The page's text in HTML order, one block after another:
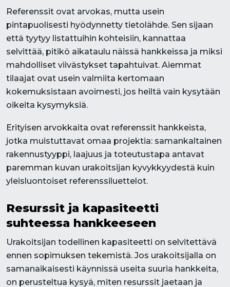
Referenssit ovat arvokas, mutta usein
pintapuolisesti hyödynnetty tietolähde. Sen sijaan
että tyytyy listattuihin kohteisiin, kannattaa
selvittää, pitikö aikataulu näissä hankkeissa ja miksi
mahdolliset viivästykset tapahtuivat. Aiemmat
tilaajat ovat usein valmiita kertomaan
kokemuksistaan avoimesti, jos heiltä vain kysytään
oikeita kysymyksiä.
Erityisen arvokkaita ovat referenssit hankkeista,
jotka muistuttavat omaa projektia: samankaltainen
rakennustyyppi, laajuus ja toteutustapa antavat
paremman kuvan urakoitsijan kyvykkyydestä kuin
yleisluontoiset referenssiluettelot.
Resurssit ja kapasiteetti
suhteessa hankkeeseen
Urakoitsijan todellinen kapasiteetti on selvitettävä
ennen sopimuksen tekemistä. Jos urakoitsijalla on
samanaikaisesti käynnissä useita suuria hankkeita,
on perusteltua kysyä, miten resurssit jaetaan ja